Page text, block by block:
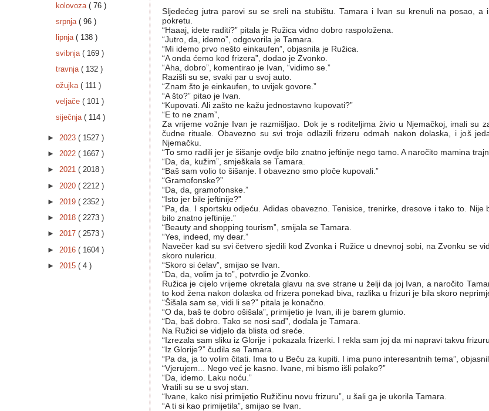
Sljedećeg jutra parovi su se sreli na stubištu. Tamara i Ivan su krenuli na posao,
pokretu.
“Haaaj, idete raditi?” pitala je Ružica vidno dobro raspoložena.
“Jutro, da, idemo”, odgovorila je Tamara.
“Mi idemo prvo nešto einkaufen”, objasnila je Ružica.
“A onda ćemo kod frizera”, dodao je Zvonko.
“Aha, dobro”, komentirao je Ivan, “vidimo se.”
Razišli su se, svaki par u svoj auto.
“Znam što je einkaufen, to uvijek govore.”
“A što?” pitao je Ivan.
“Kupovati. Ali zašto ne kažu jednostavno kupovati?”
“E to ne znam”,
Za vrijeme vožnje Ivan je razmišljao. Dok je s roditeljima živio u Njemačkoj, imali su
čudne rituale. Obavezno su svi troje odlazili frizeru odmah nakon dolaska, i još
Njemačku.
“To smo radili jer je šišanje ovdje bilo znatno jeftinije nego tamo. A naročito mamina
“Da, da, kužim”, smješkala se Tamara.
“Baš sam volio to šišanje. I obavezno smo ploče kupovali.”
“Gramofonske?”
“Da, da, gramofonske.”
“Isto jer bile jeftinije?”
“Pa, da. I sportsku odjeću. Adidas obavezno. Tenisice, trenirke, dresove i tako to.
bilo znatno jeftinije.”
“Beauty and shopping tourism”, smijala se Tamara.
“Yes, indeed, my dear.”
Navečer kad su svi četvero sjedili kod Zvonka i Ružice u dnevnoj sobi, na Zvonku se
skoro nulericu.
“Skoro si ćelav”, smijao se Ivan.
“Da, da, volim ja to”, potvrdio je Zvonko.
Ružica je cijelo vrijeme okretala glavu na sve strane u želji da joj Ivan, a naročito
to kod žena nakon dolaska od frizera ponekad biva, razlika u frizuri je bila skoro
“Šišala sam se, vidi li se?” pitala je konačno.
“O da, baš te dobro ošišala”, primijetio je Ivan, ili je barem glumio.
“Da, baš dobro. Tako se nosi sad”, dodala je Tamara.
Na Ružici se vidjelo da blista od sreće.
“Izrezala sam sliku iz Glorije i pokazala frizerki. I rekla sam joj da mi napravi takvu
“Iz Glorije?” čudila se Tamara.
“Pa da, ja to volim čitati. Ima to u Beču za kupiti. I ima puno interesantnih tema”,
“Vjerujem... Nego već je kasno. Ivane, mi bismo išli polako?”
“Da, idemo. Laku noću.”
Vratili su se u svoj stan.
“Ivane, kako nisi primijetio Ružičinu novu frizuru”, u šali ga je ukorila Tamara.
“A ti si kao primijetila”, smijao se Ivan.
kolovoza ( 76 )
srpnja ( 96 )
lipnja ( 138 )
svibnja ( 169 )
travnja ( 132 )
ožujka ( 111 )
veljače ( 101 )
siječnja ( 114 )
► 2023 ( 1527 )
► 2022 ( 1667 )
► 2021 ( 2018 )
► 2020 ( 2212 )
► 2019 ( 2352 )
► 2018 ( 2273 )
► 2017 ( 2573 )
► 2016 ( 1604 )
► 2015 ( 4 )